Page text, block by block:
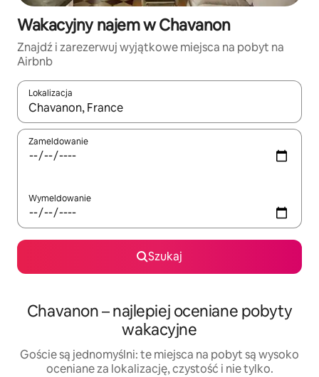
Wakacyjny najem w Chavanon
Znajdź i zarezerwuj wyjątkowe miejsca na pobyt na
Airbnb
Lokalizacja
Gdy wyniki będą dostępne, możesz poruszać się po nich za
Zameldowanie
Wymeldowanie
Szukaj
Chavanon – najlepiej oceniane pobyty
wakacyjne
Goście są jednomyślni: te miejsca na pobyt są wysoko
oceniane za lokalizację, czystość i nie tylko.